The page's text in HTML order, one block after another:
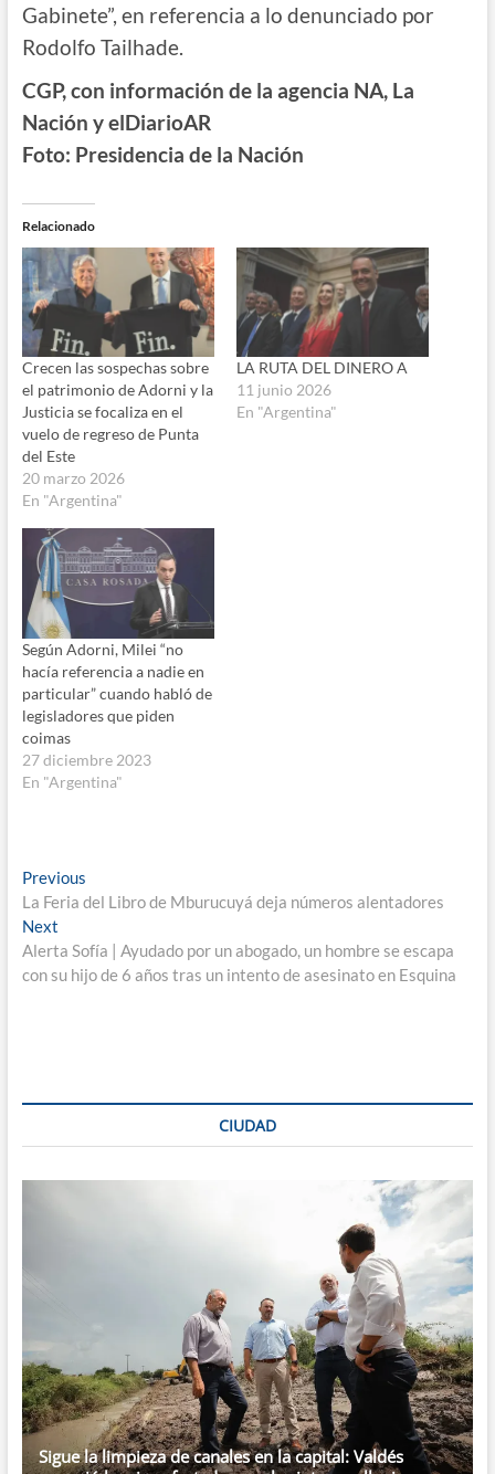
Gabinete”, en referencia a lo denunciado por
Rodolfo Tailhade.
CGP, con información de la agencia NA, La
Nación y elDiarioAR
Foto: Presidencia de la Nación
Relacionado
Crecen las sospechas sobre
el patrimonio de Adorni y la
Justicia se focaliza en el
vuelo de regreso de Punta
del Este
20 marzo 2026
En "Argentina"
LA RUTA DEL DINERO A
11 junio 2026
En "Argentina"
Según Adorni, Milei “no
hacía referencia a nadie en
particular” cuando habló de
legisladores que piden
coimas
27 diciembre 2023
En "Argentina"
Navegación
de
entradas
PreviousPrevious
post:
La Feria del Libro de Mburucuyá deja números alentadores
NextNext
post:
Alerta Sofía | Ayudado por un abogado, un hombre se escapa
con su hijo de 6 años tras un intento de asesinato en Esquina
CIUDAD
Sigue la limpieza de canales en la capital: Valdés